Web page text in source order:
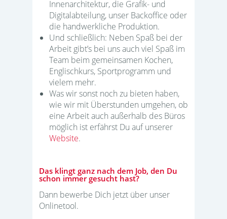
Innenarchitektur, die Grafik- und
Digitalabteilung, unser Backoffice oder
die handwerkliche Produktion.
Und schließlich: Neben Spaß bei der
Arbeit gibt’s bei uns auch viel Spaß im
Team beim gemeinsamen Kochen,
Englischkurs, Sportprogramm und
vielem mehr.
Was wir sonst noch zu bieten haben,
wie wir mit Überstunden umgehen, ob
eine Arbeit auch außerhalb des Büros
möglich ist erfährst Du auf unserer
Website.
Das klingt ganz nach dem Job, den Du
schon immer gesucht hast?
Dann bewerbe Dich jetzt über unser
Onlinetool.